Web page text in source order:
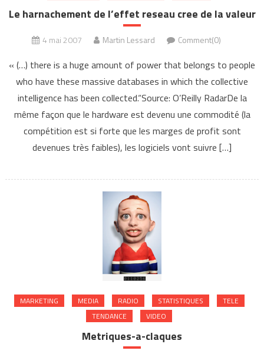
Le harnachement de l’effet reseau cree de la valeur
4 mai 2007 Martin Lessard Comment(0)
« (…) there is a huge amount of power that belongs to people
who have these massive databases in which the collective
intelligence has been collected.“Source: O’Reilly RadarDe la
même façon que le hardware est devenu une commodité (la
compétition est si forte que les marges de profit sont
devenues très faibles), les logiciels vont suivre […]
MARKETING MEDIA RADIO STATISTIQUES
TELE
TENDANCE
VIDEO
Metriques-a-claques